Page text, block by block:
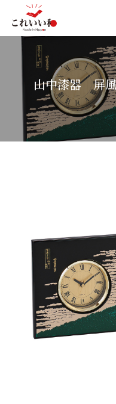
山中漆器 屏